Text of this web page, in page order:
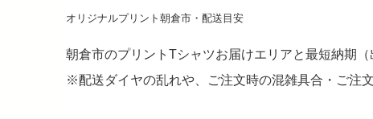
オリジナルプリント朝倉市・配送目安
朝倉市のプリントTシャツお届けエリアと最短納期（
※配送ダイヤの乱れや、ご注文時の混雑具合・ご注